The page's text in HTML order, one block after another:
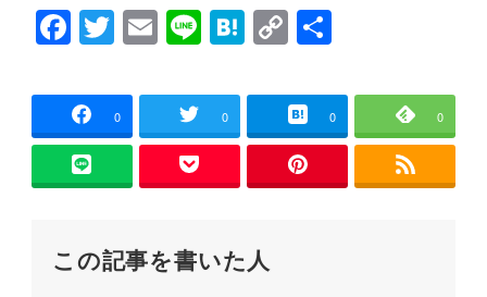
開
き
ま
新
し
い
ウ
で
開
す
F
a
c
e
b
o
k
T
wi
tt
er
E
m
ai
l
Li
n
e
H
at
e
n
C
o
p
y
Li
n
共
0 0 0 0
この記事を書いた人